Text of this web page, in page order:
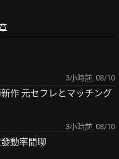
3小時前, 08/10
作 元セフレとマッチング
3小時前, 08/10
動率閒聊